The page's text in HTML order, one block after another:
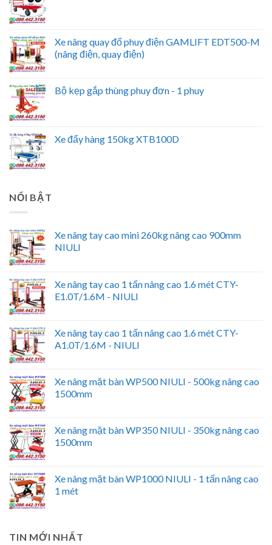
Xe nâng quay đổ phuy điện GAMLIFT EDT500-M
(nâng điện, quay điện)
Bộ kẹp gắp thùng phuy đơn - 1 phuy
Xe đẩy hàng 150kg XTB100D
NỔI BẬT
Xe nâng tay cao mini 260kg nâng cao 900mm
NIULI
Xe nâng tay cao 1 tấn nâng cao 1.6 mét CTY-
E1.0T/1.6M - NIULI
Xe nâng tay cao 1 tấn nâng cao 1.6 mét CTY-
A1.0T/1.6M - NIULI
Xe nâng mặt bàn WP500 NIULI - 500kg nâng cao
1500mm
Xe nâng mặt bàn WP350 NIULI - 350kg nâng cao
1500mm
Xe nâng mặt bàn WP1000 NIULI - 1 tấn nâng cao
1 mét
TIN MỚI NHẤT